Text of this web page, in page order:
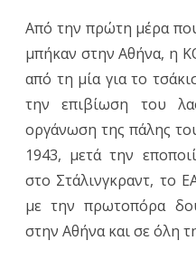
Από την πρώτη μέρα που
μπήκαν στην Αθήνα, η
από τη μία για το
την επιβίωση του
οργάνωση της πάλης
1943, μετά την
στο Στάλινγκραντ, το
με την πρωτοπόρα
στην Αθήνα και σε όλη